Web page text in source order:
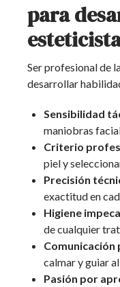
para
Ser profesional de
desarrollar
Sensibilidad
maniobras
Criterio
piel y
Precisión
exactitud en
Higiene
de cualquier
calmar y guiar
Pasión por